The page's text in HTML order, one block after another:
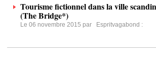
Tourisme fictionnel dans la ville
(The Bridge*)
Le 06 novembre 2015 par Espritvagabond :